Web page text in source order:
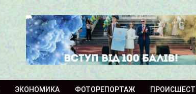
ЭКОНОМИКА ФОТОРЕПОРТАЖ